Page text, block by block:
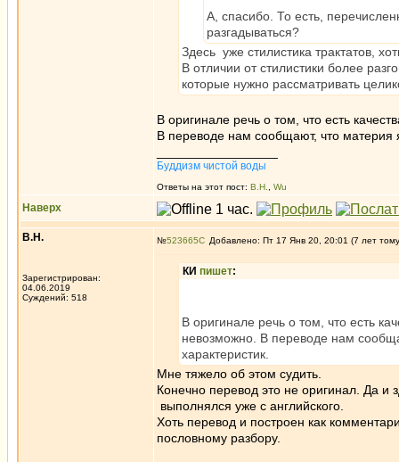
А, спасибо. То есть,
разгадываться?
Здесь уже стилистика трактатов,
В отличии от стилистики более
которые нужно рассматривать
В оригинале речь о том, что есть
В переводе нам сообщают, что материя
Буддизм чистой воды
Ответы на этот пост: В.Н. Wu
Наверх
В.Н.
Зарегистрирован:
04.06.2019
Суждений: 518
№523665 Добавлено: Пт 17 Янв 20, 20:01 (7 лет
КИ пишет:
В оригинале речь о том, что есть
невозможно. В переводе нам
характеристик.
Мне тяжело об этом судить.
Конечно перевод это не оригинал. Да и
выполнялся уже с английского.
Хоть перевод и построен как
пословному разбору.